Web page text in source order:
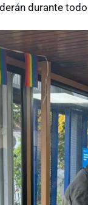
durante